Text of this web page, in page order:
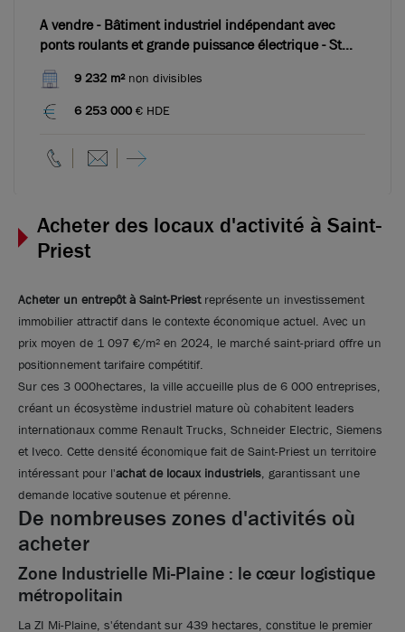
A vendre - Bâtiment industriel indépendant avec
ponts roulants et grande puissance électrique - St
9 232 m²non divisibles
6 253 000 € HDE
Photos (6 )
A vendre ou à louer - Local d'activités mixte au sein
d'un parc d'activités stratégique - Saint-Priest
500 m²non divisibles
100€ m²/an HT HC
Acheter des locaux d'activité à Saint-
Priest
Acheter un entrepôt à Saint-Priestreprésente un investissement
immobilier attractif dans le contexte économique actuel. Avec un
prix moyen de 1 097 €/m² en 2024, le marché saint-priard offre un
positionnement tarifaire compétitif.
Sur ces 3 000hectares, la ville accueille plus de 6 000 entreprises,
créant un écosystème industriel mature où cohabitent leaders
internationaux comme Renault Trucks, Schneider Electric, Siemens
et Iveco. Cette densité économique fait de Saint-Priest un territoire
intéressant pour l'achat de locaux industriels, garantissant une
demande locative soutenue et pérenne.
De nombreuses zones d'activités où
acheter
Zone Industrielle Mi-Plaine : le cœur logistique
métropolitain
La ZI Mi-Plaine, s'étendant sur 439 hectares, constitue le premier